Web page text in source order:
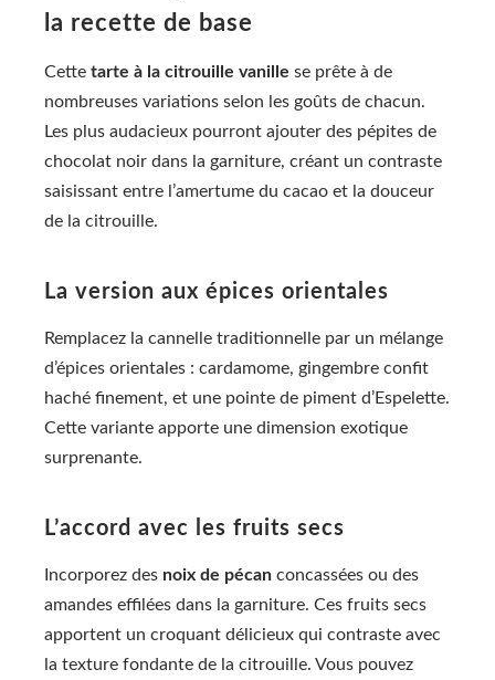
la recette de base
Cette tarte à la citrouille vanille se prête à de
nombreuses variations selon les goûts de chacun.
Les plus audacieux pourront ajouter des pépites de
chocolat noir dans la garniture, créant un contraste
saisissant entre l’amertume du cacao et la douceur
de la citrouille.
La version aux épices orientales
Remplacez la cannelle traditionnelle par un mélange
d’épices orientales : cardamome, gingembre confit
haché finement, et une pointe de piment d’Espelette.
Cette variante apporte une dimension exotique
surprenante.
L’accord avec les fruits secs
Incorporez des noix de pécan concassées ou des
amandes effilées dans la garniture. Ces fruits secs
apportent un croquant délicieux qui contraste avec
la texture fondante de la citrouille. Vous pouvez